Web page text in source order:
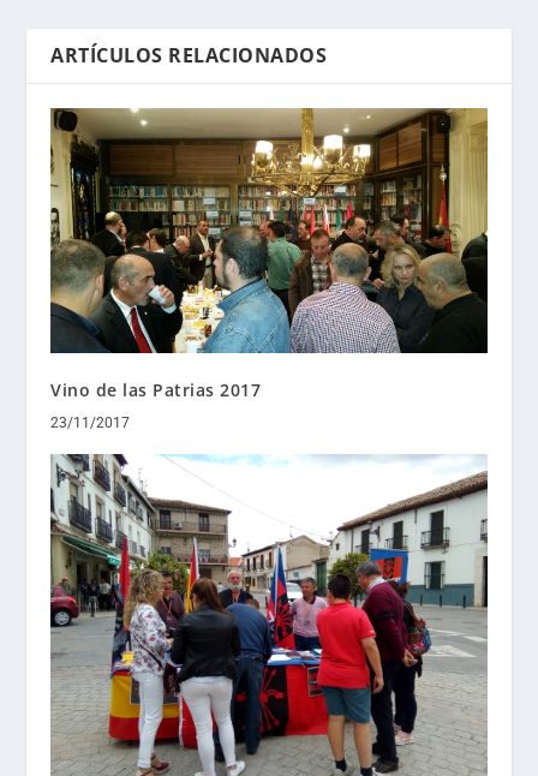
ARTÍCULOS RELACIONADOS
Vino de las Patrias 2017
23/11/2017